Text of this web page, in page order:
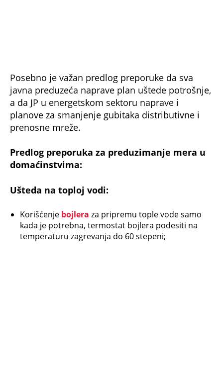
Posebno je važan predlog preporuke da sva
javna preduzeća naprave plan uštede potrošnje,
a da JP u energetskom sektoru naprave i
planove za smanjenje gubitaka distributivne i
prenosne mreže.
Predlog preporuka za preduzimanje mera u
domaćinstvima:
Ušteda na toploj vodi:
Korišćenje bojlera za pripremu tople vode samo
kada je potrebna, termostat bojlera podesiti na
temperaturu zagrevanja do 60 stepeni;